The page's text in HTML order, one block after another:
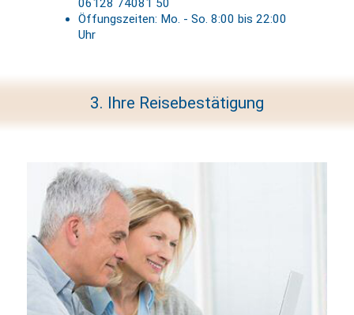
06128 74081 50
Öffungszeiten: Mo. - So. 8:00 bis 22:00
Uhr
3. Ihre Reisebestätigung